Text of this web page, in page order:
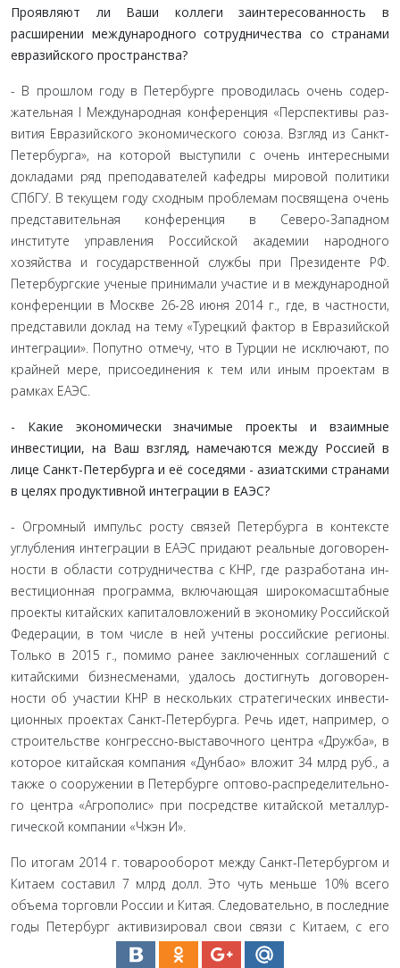
Проявляют ли Ваши коллеги заинтересованность в
расширении международного сотрудничества со страна­ми
евразийского пространства?
- В прошлом году в Петербурге проводилась очень содер­
жательная I Международная конференция «Перспективы раз­
вития Евразийского экономического союза. Взгляд из Санкт-
Петербурга», на которой выступили с очень интересными
докладами ряд преподавателей кафедры мировой политики
СПбГУ. В текущем году сходным проблемам посвящена очень
представительная конференция в Северо-Западном
институте управления Российской академии народного
хозяйства и госу­дарственной службы при Президенте РФ.
Петербургские уче­ные принимали участие и в международной
конференции в Москве 26-28 июня 2014 г., где, в частности,
представили доклад на тему «Турецкий фактор в Евразийской
интеграции». По­путно отмечу, что в Турции не исключают, по
крайней мере, присоединения к тем или иным проектам в
рамках ЕАЭС.
- Какие экономически значимые проекты и взаим­ные
инвестиции, на Ваш взгляд, намечаются между Рос­сией в
лице Санкт-Петербурга и её соседями - азиатскими странами
в целях продуктивной интеграции в ЕАЭС?
- Огромный импульс росту связей Петербурга в контексте
углубления интеграции в ЕАЭС придают реальные договорен­
ности в области сотрудничества с КНР, где разработана ин­
вестиционная программа, включающая широкомасштабные
проекты китайских капиталовложений в экономику Россий­ской
Федерации, в том числе в ней учтены российские регио­ны.
Только в 2015 г., помимо ранее заключенных соглашений с
китайскими бизнесменами, удалось достигнуть договорен­
ности об участии КНР в нескольких стратегических инвести­
ционных проектах Санкт-Петербурга. Речь идет, например, о
строительстве конгрессно-выставочного центра «Дружба», в
которое китайская компания «Дунбао» вложит 34 млрд руб., а
также о сооружении в Петербурге оптово-распределительно­
го центра «Агрополис» при посредстве китайской металлур­
гической компании «Чжэн И».
По итогам 2014 г. товарооборот между Санкт-Петербургом и
Китаем составил 7 млрд долл. Это чуть меньше 10% всего
объема торговли России и Китая. Следовательно, в последние
годы Петербург активизировал свои связи с Китаем, с его
горо­дами - Шанхаем, Циндао, провинцией Гуандун.